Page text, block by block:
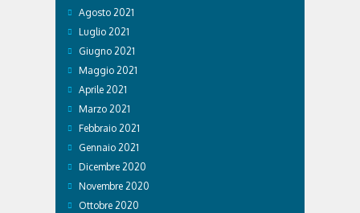
Agosto 2021
Luglio 2021
Giugno 2021
Maggio 2021
Aprile 2021
Marzo 2021
Febbraio 2021
Gennaio 2021
Dicembre 2020
Novembre 2020
Ottobre 2020